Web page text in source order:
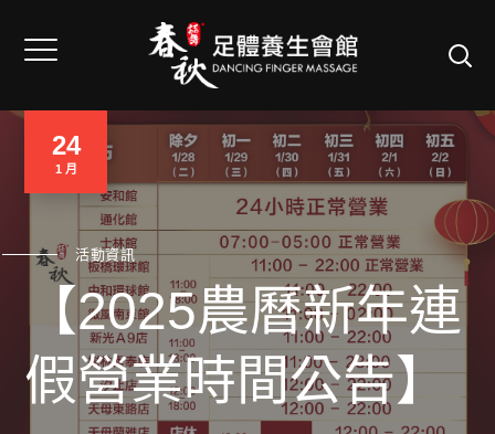
24
1 月
活動資訊
【2025農曆新年連
假營業時間公告】